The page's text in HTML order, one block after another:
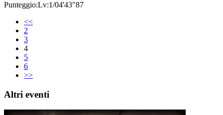
Punteggio:Lv:1/04'43"87
<<
2
3
4
5
6
>>
Altri eventi